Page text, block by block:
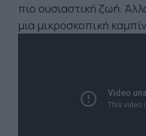
πιο ουσιαστική ζωή.
μια μικροσκοπική